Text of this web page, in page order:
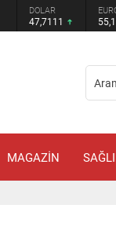
DOLAR
47,7111
MAGAZİN